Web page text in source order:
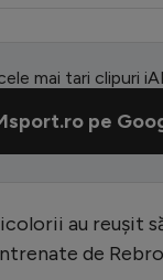
mai tari clipuri
pe
au reușit
de